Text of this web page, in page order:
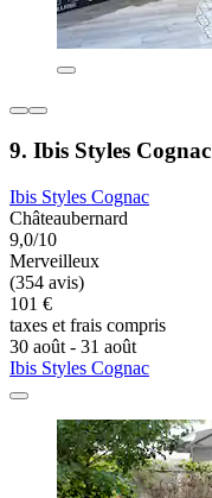
9. Ibis Styles Cognac
Ibis Styles Cognac
Châteaubernard
9,0/10
Merveilleux
(354 avis)
101 €
taxes et frais compris
30 août - 31 août
Ibis Styles Cognac